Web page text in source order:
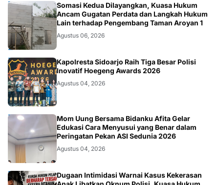
HUKUM.DAERAH
Somasi Kedua Dilayangkan, Kuasa Hukum
Ancam Gugatan Perdata dan Langkah Hukum
Lain terhadap Pengembang Taman Aroyan 1
Agustus 06, 2026
POLRI
Kapolresta Sidoarjo Raih Tiga Besar Polisi
Inovatif Hoegeng Awards 2026
Agustus 04, 2026
KESEHATAN
Mom Uung Bersama Bidanku Afita Gelar
Edukasi Cara Menyusui yang Benar dalam
Peringatan Pekan ASI Sedunia 2026
Agustus 04, 2026
Dugaan Intimidasi Warnai Kasus Kekerasan